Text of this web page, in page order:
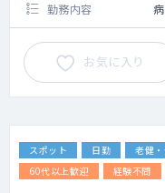
勤務内容
お気に入り
スポット 日勤 老健
60代以上歓迎
経験不問